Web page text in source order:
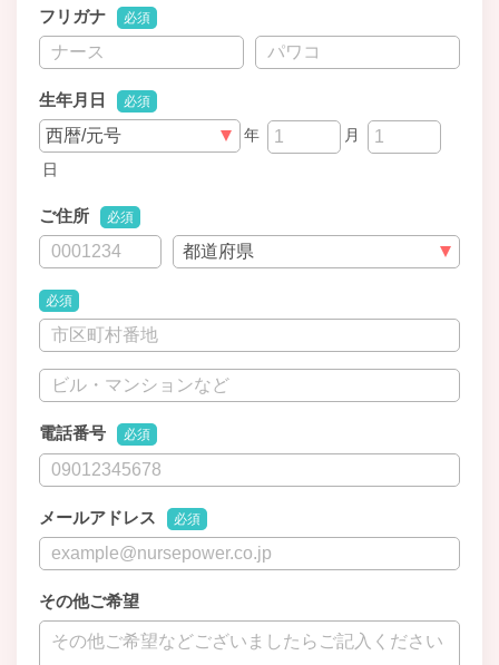
フリガナ 必須
生年月日 必須
年
月
日
ご住所 必須
必須
電話番号 必須
メールアドレス 必須
その他ご希望